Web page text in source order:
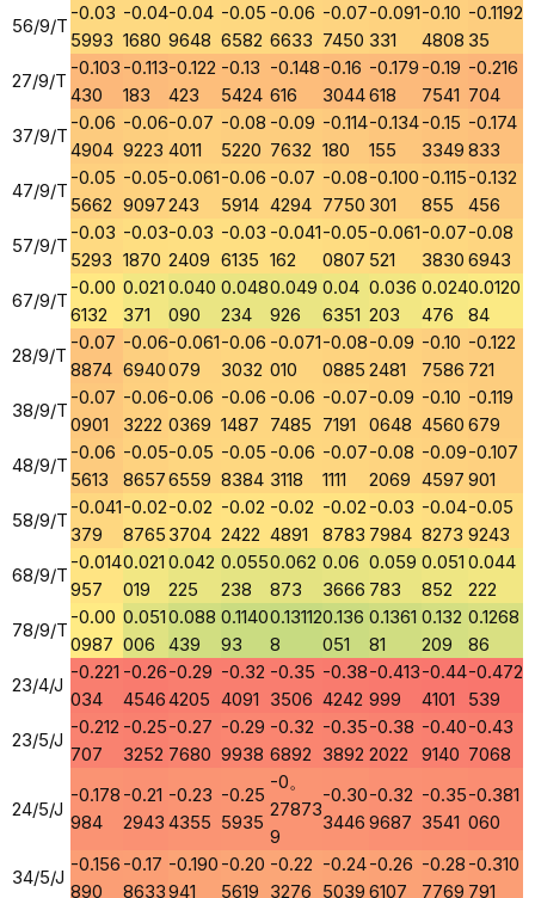
56/9/T
-0.03
5993
-0.04
1680
-0.04
9648
-0.05
6582
-0.06
6633
-0.07
7450
-0.091
331
-0.10
4808
-0.1192
35
27/9/T
-0.103
430
-0.113
183
-0.122
423
-0.13
5424
-0.148
616
-0.16
3044
-0.179
618
-0.19
7541
-0.216
704
37/9/T
-0.06
4904
-0.06
9223
-0.07
4011
-0.08
5220
-0.09
7632
-0.114
180
-0.134
155
-0.15
3349
-0.174
833
47/9/T
-0.05
5662
-0.05
9097
-0.061
243
-0.06
5914
-0.07
4294
-0.08
7750
-0.100
301
-0.115
855
-0.132
456
57/9/T
-0.03
5293
-0.03
1870
-0.03
2409
-0.03
6135
-0.041
162
-0.05
0807
-0.061
521
-0.07
3830
-0.08
6943
67/9/T
-0.00
6132
0.021
371
0.040
090
0.048
234
0.049
926
0.04
6351
0.036
203
0.024
476
0.0120
84
28/9/T
-0.07
8874
-0.06
6940
-0.061
079
-0.06
3032
-0.071
010
-0.08
0885
-0.09
2481
-0.10
7586
-0.122
721
38/9/T
-0.07
0901
-0.06
3222
-0.06
0369
-0.06
1487
-0.06
7485
-0.07
7191
-0.09
0648
-0.10
4560
-0.119
679
48/9/T
-0.06
5613
-0.05
8657
-0.05
6559
-0.05
8384
-0.06
3118
-0.07
1111
-0.08
2069
-0.09
4597
-0.107
901
58/9/T
-0.041
379
-0.02
8765
-0.02
3704
-0.02
2422
-0.02
4891
-0.02
8783
-0.03
7984
-0.04
8273
-0.05
9243
68/9/T
-0.014
957
0.021
019
0.042
225
0.055
238
0.062
873
0.06
3666
0.059
783
0.051
852
0.044
222
78/9/T
-0.00
0987
0.051
006
0.088
439
0.1140
93
0.13112
8
0.136
051
0.1361
81
0.132
209
0.1268
86
23/4/J
-0.221
034
-0.26
4546
-0.29
4205
-0.32
4091
-0.35
3506
-0.38
4242
-0.413
999
-0.44
4101
-0.472
539
23/5/J
-0.212
707
-0.25
3252
-0.27
7680
-0.29
9938
-0.32
6892
-0.35
3892
-0.38
2022
-0.40
9140
-0.43
7068
24/5/J
-0.178
984
-0.21
2943
-0.23
4355
-0.25
5935
-0。
27873
9
-0.30
3446
-0.32
9687
-0.35
3541
-0.381
060
34/5/J
-0.156
890
-0.17
8633
-0.190
941
-0.20
5619
-0.22
3276
-0.24
5039
-0.26
6107
-0.28
7769
-0.310
791